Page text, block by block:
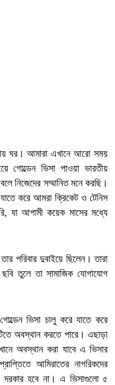
ঘর। আমারা এখানে আরো সময়
গোল্ডেন ভিসা পাওয়া ভারতীয়
নিজেদের সম্মানিত মনে করছি।
করে আমরা ক্রিকেট ও টেনিস
যা আগামী কয়েক মাসের মধ্যে
পরিবার দুবাইয়ে ছিলেন। তারা
ছবি তুলে তা সামাজিক যোগাযোগ
ভিসা চালু করে যাতে করে
অবস্থান করতে পারে। এছাড়া
অবস্থান করা যাবে এ ভিসার
আমিরাতের নাগরিকদের
দরকার হবে না। এ ভিসাগুলো ৫